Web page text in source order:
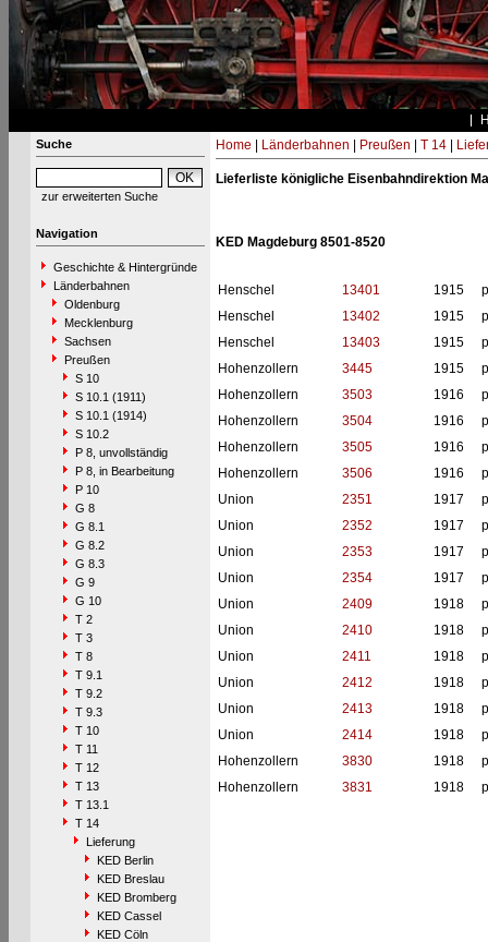
Suche
zur erweiterten Suche
Navigation
Geschichte & Hintergründe
Länderbahnen
Oldenburg
Mecklenburg
Sachsen
Preußen
S 10
S 10.1 (1911)
S 10.1 (1914)
S 10.2
P 8, unvollständig
P 8, in Bearbeitung
P 10
G 8
G 8.1
G 8.2
G 8.3
G 9
G 10
T 2
T 3
T 8
T 9.1
T 9.2
T 9.3
T 10
T 11
T 12
T 13
T 13.1
T 14
Lieferung
KED Berlin
KED Breslau
KED Bromberg
KED Cassel
KED Cöln
Home Länderbahnen Preußen T 14|
Lieferliste königliche Eisenbahndirektion
KED Magdeburg 8501-8520
Henschel 13401 1915
Henschel
13402 1915
Henschel
13403 1915
Hohenzollern
3445 1915
Hohenzollern
3503 1916
Hohenzollern
3504 1916
Hohenzollern
3505 1916
Hohenzollern
3506 1916
Union
2351 1917
Union
2352 1917
Union
2353 1917
Union
2354 1917
Union
2409 1918
Union
2410 1918
Union
2411 1918
Union
2412 1918
Union
2413 1918
Union
2414 1918
Hohenzollern
3830 1918
Hohenzollern
3831 1918